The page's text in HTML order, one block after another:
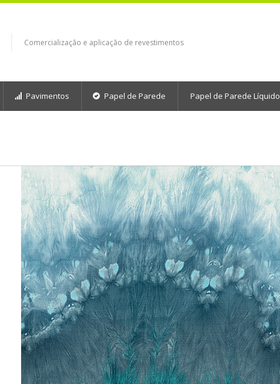
Comercialização e aplicação de revestimentos
Pavimentos Papel de Parede Papel de Parede Líquido